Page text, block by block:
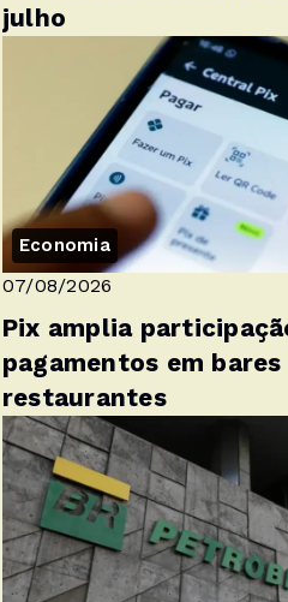
julho
Economia
07/08/2026
Pix amplia
pagamentos em bares
restaurantes